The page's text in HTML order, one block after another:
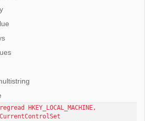
HKEY_LOCAL_MACHINE,